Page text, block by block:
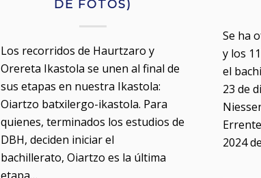
DE FOTOS)
Los recorridos de Haurtzaro y
Orereta Ikastola se unen al final de
sus etapas en nuestra Ikastola:
Oiartzo batxilergo-ikastola. Para
quienes, terminados los estudios de
DBH, deciden iniciar el
bachillerato, Oiartzo es la última
Se ha
y los
el
23 de
2024